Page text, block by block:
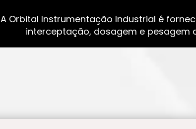
A Orbital Instrumentação Industrial é
interceptação, dosagem e pesagem